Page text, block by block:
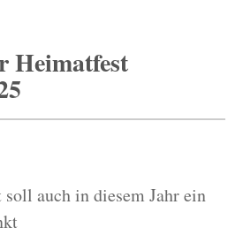
Heimatfest
auch in diesem Jahr ein